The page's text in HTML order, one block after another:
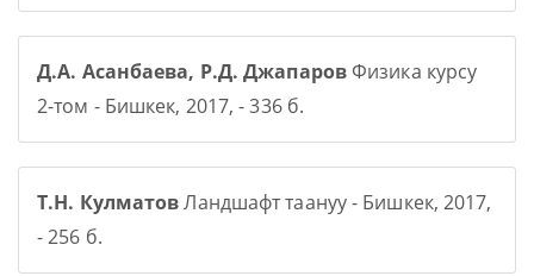
Д.А. Асанбаева, Р.Д. ДжапаровФизика курсу
2-том - Бишкек, 2017, - 336 б.
Т.Н. КулматовЛандшафт таануу - Бишкек, 2017,
- 256 б.